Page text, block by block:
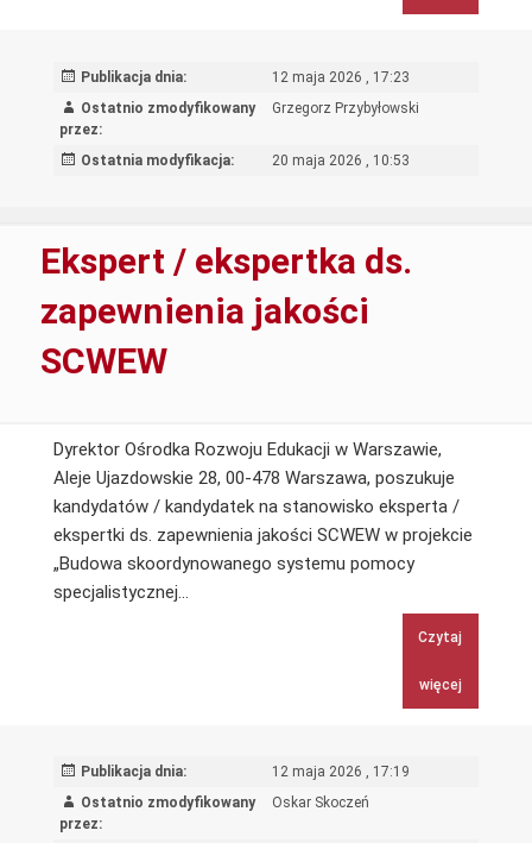
rozliczania
projektów
Publikacja dnia:
12 maja 2026 , 17:23
Ostatnio zmodyfikowany
przez:
Grzegorz Przybyłowski
Ostatnia modyfikacja: 20 maja 2026 , 10:53
Ekspert / ekspertka ds.
zapewnienia jakości
SCWEW
Dyrektor Ośrodka Rozwoju Edukacji w Warszawie,
Aleje Ujazdowskie 28, 00-478 Warszawa, poszukuje
kandydatów / kandydatek na stanowisko eksperta /
ekspertki ds. zapewnienia jakości SCWEW w projekcie
„Budowa skoordynowanego systemu pomocy
specjalistycznej…
Czytaj
więcej
Publikacja dnia:
12 maja 2026 , 17:19
Ostatnio zmodyfikowany
przez:
Oskar Skoczeń